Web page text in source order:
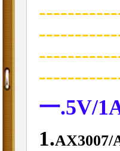
一.5V/
1.AX3007/